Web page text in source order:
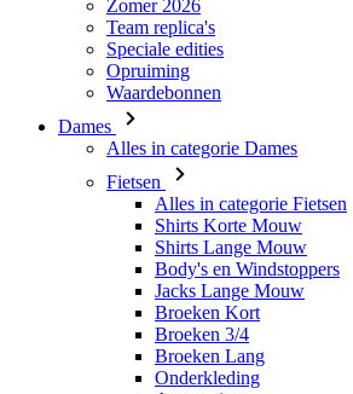
Dames
Alles in categorie Dames
Fietsen
Alles in categorie Fietsen
Shirts Lange Mouw
Body's en Windstoppers
Jacks Lange Mouw
Broeken Kort
Broeken 3/4
Broeken Lang
Onderkleding
Accessoires
Mutsen en Petten
Handschoenen
Sokken
Overig